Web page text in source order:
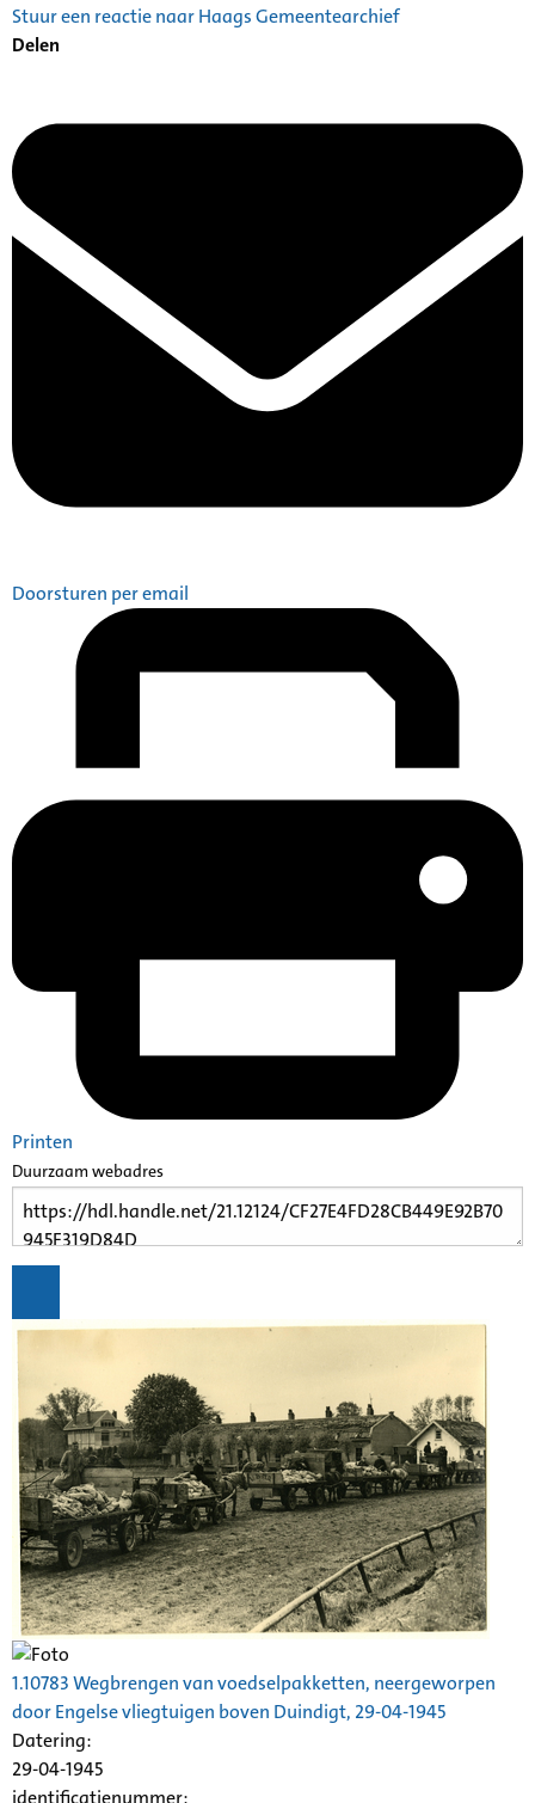
Stuur een reactie naar Haags Gemeentearchief
Delen
Doorsturen per email
Printen
Duurzaam webadres
1.10783 Wegbrengen van voedselpakketten, neergeworpen
door Engelse vliegtuigen boven Duindigt, 29-04-1945
Datering:
29-04-1945
identificatienummer: